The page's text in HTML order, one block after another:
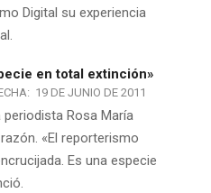
Digital su experiencia
en total extinción»
19 DE JUNIO DE 2011
Rosa María
«El reporterismo
Es una especie